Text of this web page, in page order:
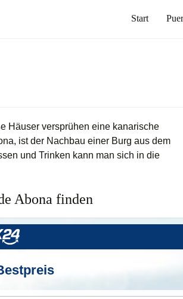
Start
Häuser versprühen eine kanarische
ist der Nachbau einer Burg aus dem
und Trinken kann man sich in die
Abona finden